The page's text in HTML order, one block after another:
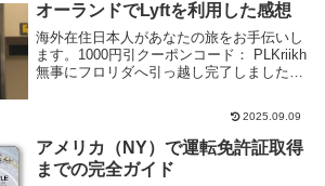
オーランドでLyftを利用した感想
海外在住日本人があなたの旅をお手伝いし
ます。1000円引クーポンコード： PLKriikh
無事にフロリダへ引っ越し完了しました
Lyftを利用したので、感想も合わせて...
2025.09.09
アメリカ（NY）で運転免許証取得
までの完全ガイド